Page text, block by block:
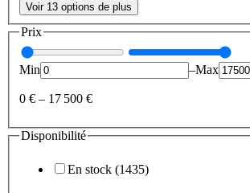
Voir 13 options de plus
Prix
Min –Max
0 € – 17 500 €
Disponibilité
En stock (1435)